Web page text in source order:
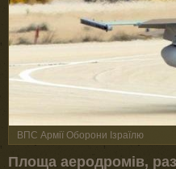
ВПС Армії Оборони Ізраїлю
Площа аеродромів,